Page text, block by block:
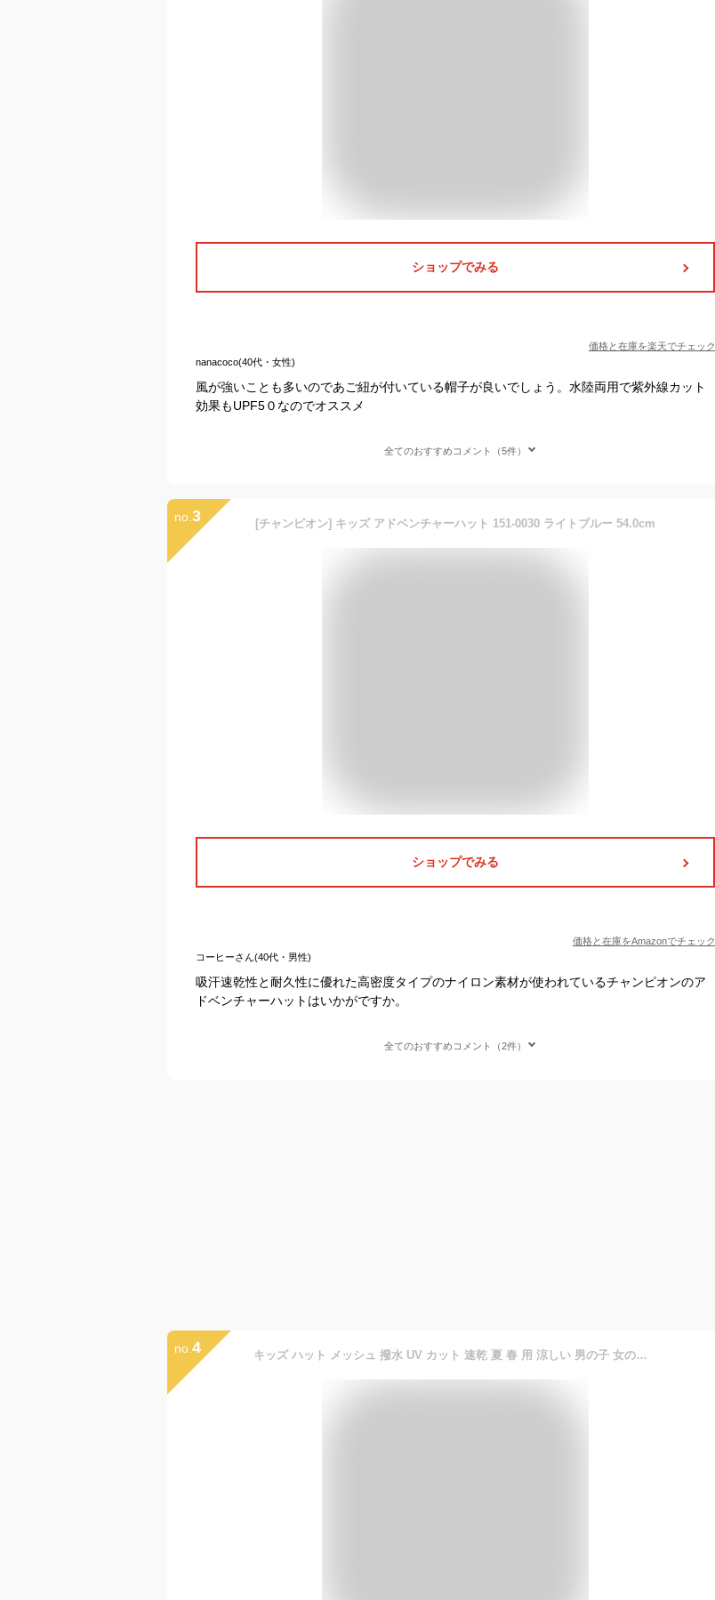
ショップでみる
価格と在庫を楽天でチェック
nanacoco(40代・女性)
風が強いことも多いのであご紐が付いている帽子が良いでしょう。水陸両用で紫外線カット
効果もUPF5０なのでオススメ
全てのおすすめコメント（5件）
no. 3 [チャンピオン] キッズ アドベンチャーハット 151-0030 ライトブルー 54.0cm
ショップでみる
価格と在庫をAmazonでチェック
コーヒーさん(40代・男性)
吸汗速乾性と耐久性に優れた高密度タイプのナイロン素材が使われているチャンピオンのア
ドベンチャーハットはいかがですか。
全てのおすすめコメント（2件）
no. 4 キッズ ハット メッシュ 撥水 UV カット 速乾 夏 春 用 涼しい 男の子 女の子 親子 兼用 顎紐 ゴム 付き お揃い ペア ルック 軽い バケットハット 50 51 52 cm 帽子 子供 小学生 保育園 日除け 釣り 海 プール お散歩 アウトドア マリン 熱中症